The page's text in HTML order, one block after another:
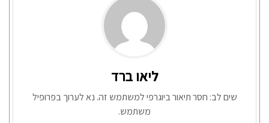
ליאו ברד
שים לב: חסר תיאור ביוגרפי למשתמש זה. נא לערוך בפרופיל
משתמש.